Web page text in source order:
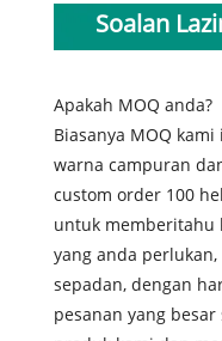
Soalan
Apakah MOQ anda?
Biasanya MOQ
warna campuran
custom order 100
untuk memberitahu
yang anda
sepadan, dengan
pesanan yang